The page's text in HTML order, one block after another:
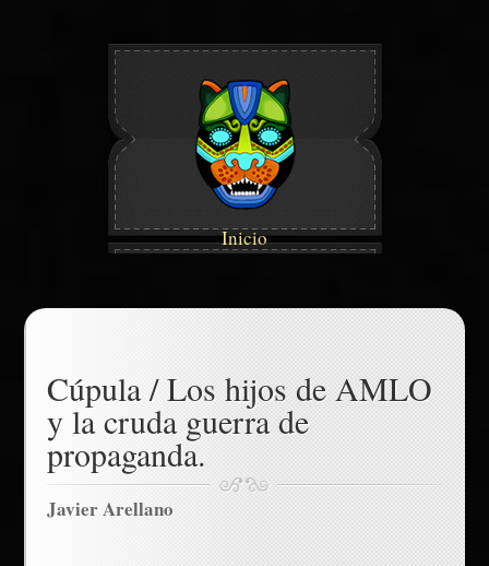
Inicio
Cúpula / Los hijos de AMLO
y la cruda guerra de
propaganda.
Javier Arellano